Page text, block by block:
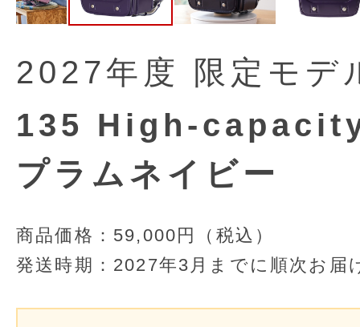
2027年度 限定モデ
135 High-
プラムネイビー
商品価格： 59,000円（税込）
発送時期： 2027年3月までに順次お届